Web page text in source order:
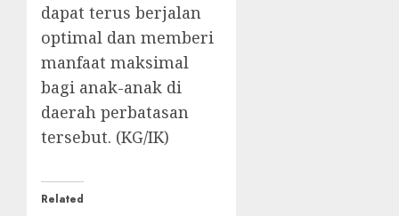
dapat terus berjalan
optimal dan memberi
manfaat maksimal
bagi anak-anak di
daerah perbatasan
tersebut. (KG/IK)
Related